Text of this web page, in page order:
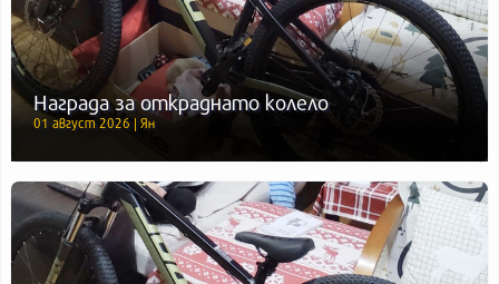
Награда за откраднато колело
01 август 2026 | Ян